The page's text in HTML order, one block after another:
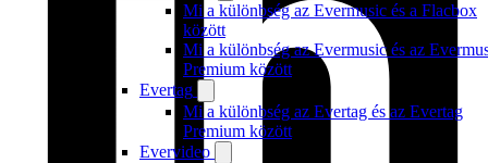
Mi a különbség az Evermusic és a Flacbox
között
Mi a különbség az Evermusic és az
Premium között
Evertag
Mi a különbség az Evertag és az Evertag
Premium között
Evervideo